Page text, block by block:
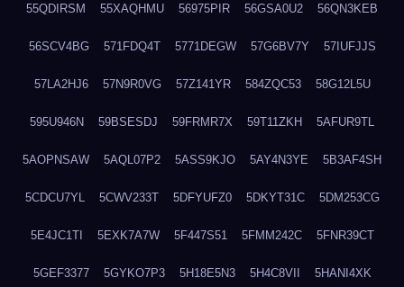
55QDIRSM 55XAQHMU 56975PIR 56GSA0U2 56QN3KEB
56SCV4BG 571FDQ4T 5771DEGW 57G6BV7Y 57IUFJJS
57LA2HJ6 57N9R0VG 57Z141YR 584ZQC53 58G12L5U
595U946N 59BSESDJ 59FRMR7X 59T11ZKH 5AFUR9TL
5AOPNSAW 5AQL07P2 5ASS9KJO 5AY4N3YE 5B3AF4SH
5CDCU7YL 5CWV233T 5DFYUFZ0 5DKYT31C 5DM253CG
5E4JC1TI 5EXK7A7W 5F447S51 5FMM242C 5FNR39CT
5GEF3377 5GYKO7P3 5H18E5N3 5H4C8VII 5HANI4XK